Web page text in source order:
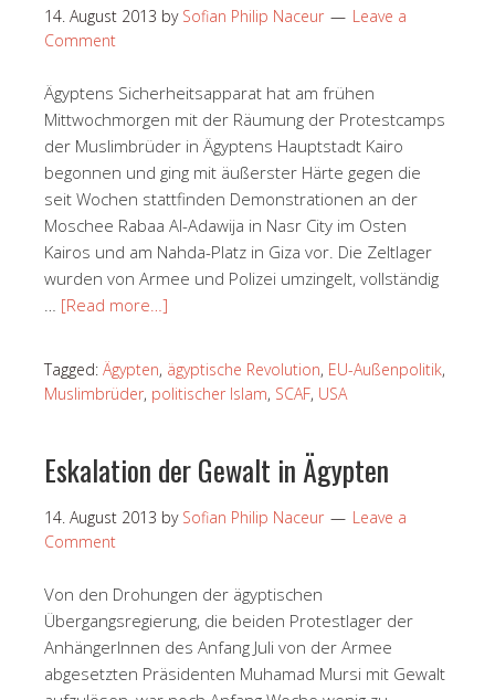
14. August 2013 by Sofian Philip Naceur
Leave a
Comment
Ägyptens Sicherheitsapparat hat am frühen
Mittwochmorgen mit der Räumung der Protestcamps
der Muslimbrüder in Ägyptens Hauptstadt Kairo
begonnen und ging mit äußerster Härte gegen die
seit Wochen stattfinden Demonstrationen an der
Moschee Rabaa Al-Adawija in Nasr City im Osten
Kairos und am Nahda-Platz in Giza vor. Die Zeltlager
wurden von Armee und Polizei umzingelt, vollständig
[Read more…]
Tagged: Ägypten, ägyptische Revolution, EU-Außenpolitik,
Muslimbrüder, politischer Islam, SCAF, USA
Eskalation der Gewalt in Ägypten
14. August 2013 by Sofian Philip Naceur
Leave a
Comment
Von den Drohungen der ägyptischen
Übergangsregierung, die beiden Protestlager der
AnhängerInnen des Anfang Juli von der Armee
abgesetzten Präsidenten Muhamad Mursi mit Gewalt